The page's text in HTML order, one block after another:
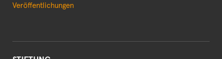
Veröffentlichungen